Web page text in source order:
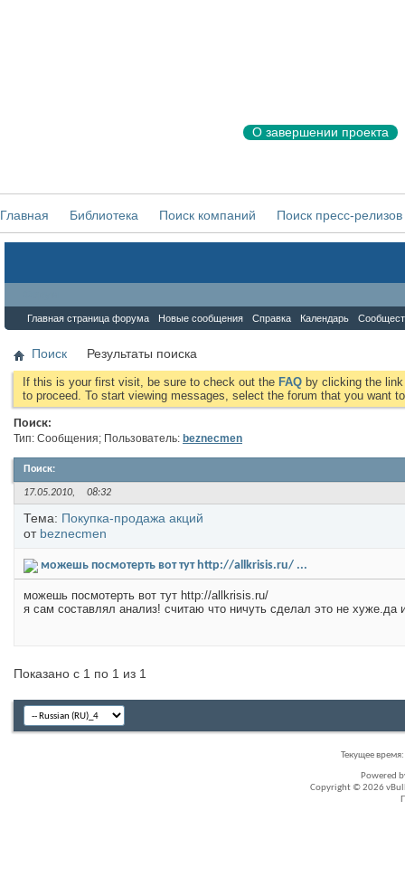
О завершении проекта
Главная Библиотека Поиск компаний Поиск пресс-релизов
Главная страница форума Новые сообщения Справка Календарь
Поиск Результаты поиска
If this is your first visit, be sure to check out the FAQ by clicking the
to proceed. To start viewing messages, select the forum that you want
Поиск:
Тип: Сообщения; Пользователь: beznecmen
Поиск:
17.05.2010, 08:32
Тема: Покупка-продажа акций
от beznecmen
можешь посмотерть вот тут http://allkrisis.ru/ ...
можешь посмотерть вот тут http://allkrisis.ru/
я сам составлял анализ! считаю что ничуть сделал это не хуже.да
Показано с 1 по 1 из 1
Текущее время:
Powered
Copyright © 2026